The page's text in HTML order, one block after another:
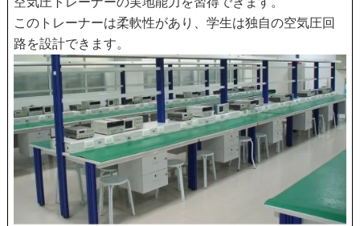
このトレーナーは柔軟性があり、学生は独自の空気圧回
路を設計できます。